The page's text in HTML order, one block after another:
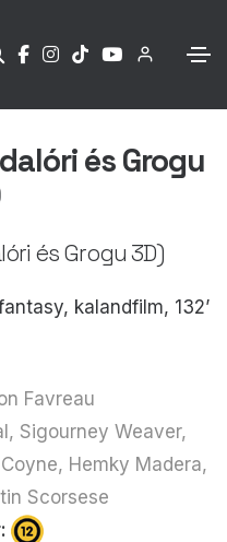
és Grogu
és Grogu 3D)
kalandfilm, 132’
Favreau
Sigourney Weaver,
Hemky Madera,
Scorsese